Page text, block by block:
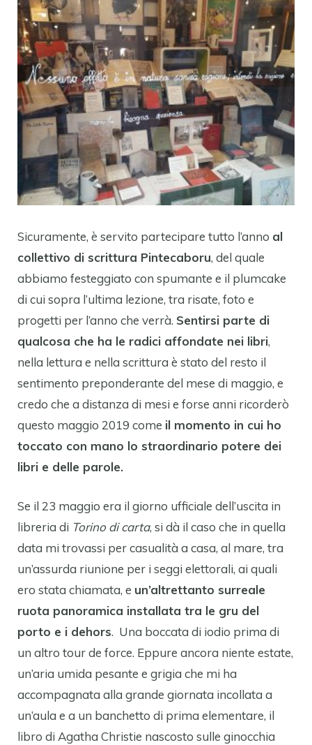
Sicuramente, è servito partecipare tutto l’anno al
collettivo di scrittura Pintecaboru, del quale
abbiamo festeggiato con spumante e il plumcake
di cui sopra l’ultima lezione, tra risate, foto e
progetti per l’anno che verrà. Sentirsi parte di
qualcosa che ha le radici affondate nei libri,
nella lettura e nella scrittura è stato del resto il
sentimento preponderante del mese di maggio, e
credo che a distanza di mesi e forse anni ricorderò
questo maggio 2019 come il momento in cui ho
toccato con mano lo straordinario potere dei
libri e delle parole.
Se il 23 maggio era il giorno ufficiale dell’uscita in
libreria di Torino di carta, si dà il caso che in quella
data mi trovassi per casualità a casa, al mare, tra
un’assurda riunione per i seggi elettorali, ai quali
ero stata chiamata, e un’altrettanto surreale
ruota panoramica installata tra le gru del
porto e i dehors. Una boccata di iodio prima di
un altro tour de force. Eppure ancora niente estate,
un’aria umida pesante e grigia che mi ha
accompagnata alla grande giornata incollata a
un’aula e a un banchetto di prima elementare, il
libro di Agatha Christie nascosto sulle ginocchia